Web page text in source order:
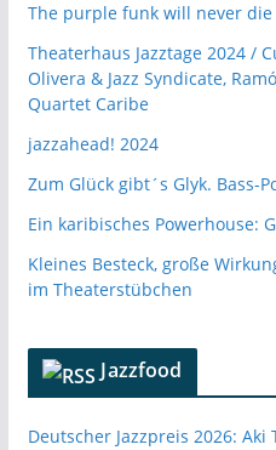
The purple funk will never die
Theaterhaus Jazztage 2024 /
Olivera & Jazz Syndicate,
Quartet Caribe
jazzahead! 2024
Zum Glück gibt´s Glyk. Bass-
Ein karibisches Powerhouse:
Kleines Besteck, große
im Theaterstübchen
Jazzfood
Deutscher Jazzpreis 2026: